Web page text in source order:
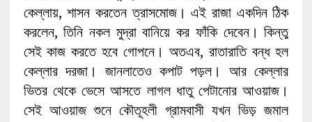
কেল্লায়, শাসন করতেন ত্রাসমোজ। এই রাজা একদিন ঠিক
করলেন, তিনি নকল মুদ্রা বানিয়ে কর ফাঁকি দেবেন। কিন্তু
সেই কাজ করতে হবে গোপনে। অতএব, রাতারাতি বন্ধ হল
কেল্লার দরজা। জানলাতেও কপাট পড়ল। আর কেল্লার
ভিতর থেকে ভেসে আসতে লাগল ধাতু পেটানোর আওয়াজ।
সেই আওয়াজ শুনে কৌতূহলী গ্রামবাসী যখন ভিড় জমাল